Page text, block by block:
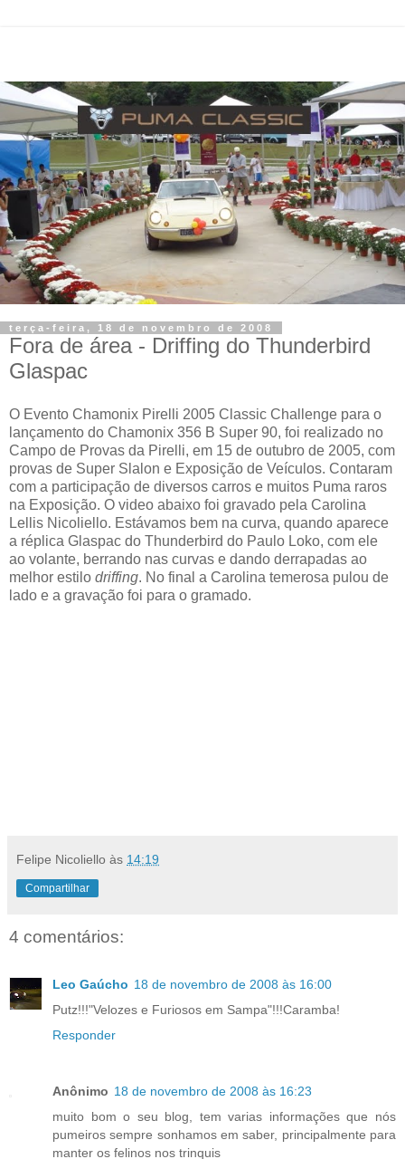
terça-feira, 18 de novembro de 2008
Fora de área - Driffing do Thunderbird
Glaspac
O Evento Chamonix Pirelli 2005 Classic Challenge para o
lançamento do Chamonix 356 B Super 90, foi realizado no
Campo de Provas da Pirelli, em 15 de outubro de 2005, com
provas de Super Slalon e Exposição de Veículos. Contaram
com a participação de diversos carros e muitos Puma raros
na Exposição. O video abaixo foi gravado pela Carolina
Lellis Nicoliello. Estávamos bem na curva, quando aparece
a réplica Glaspac do Thunderbird do Paulo Loko, com ele
ao volante, berrando nas curvas e dando derrapadas ao
melhor estilo driffing. No final a Carolina temerosa pulou de
lado e a gravação foi para o gramado.
Felipe Nicoliello às 14:19
Compartilhar
4 comentários:
Leo Gaúcho 18 de novembro de 2008 às 16:00
Putz!!!"Velozes e Furiosos em Sampa"!!!Caramba!
Responder
Anônimo 18 de novembro de 2008 às 16:23
muito bom o seu blog, tem varias informações que nós
pumeiros sempre sonhamos em saber, principalmente para
manter os felinos nos trinquis